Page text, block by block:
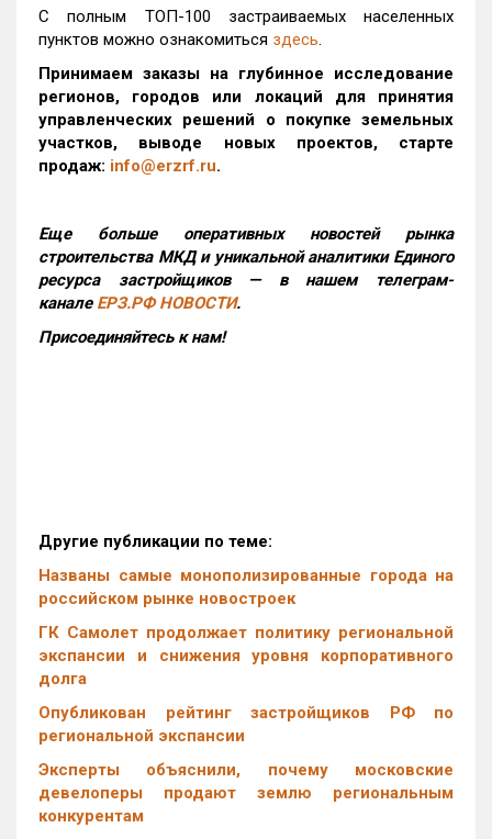
С полным ТОП-100 застраиваемых населенных
пунктов можно ознакомиться здесь.
Принимаем заказы на глубинное исследование
регионов, городов или локаций для принятия
управленческих решений о покупке земельных
участков, выводе новых проектов, старте
продаж: info@erzrf.ru.
Еще больше оперативных новостей рынка
строительства МКД и уникальной аналитики Единого
ресурса застройщиков — в нашем телеграм-
канале ЕРЗ.РФ НОВОСТИ.
Присоединяйтесь к нам!
Другие публикации по теме:
Названы самые монополизированные города на
российском рынке новостроек
ГК Самолет продолжает политику региональной
экспансии и снижения уровня корпоративного
долга
Опубликован рейтинг застройщиков РФ по
региональной экспансии
Эксперты объяснили, почему московские
девелоперы продают землю региональным
конкурентам